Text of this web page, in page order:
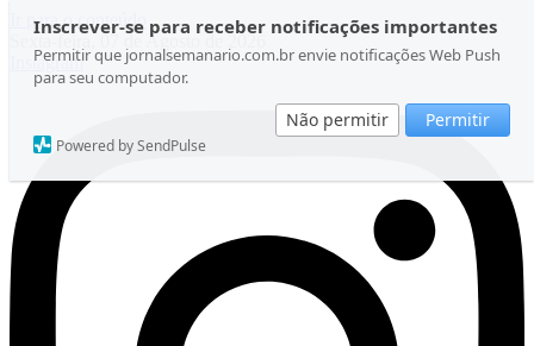
Inscrever-se para receber notificações importantes
Permitir que jornalsemanario.com.br envie notificações Web Push
para seu computador.
Não permitir Permitir
Powered by SendPulse
Ir para o conteúdo
Sexta-feira, 07 de Agosto de 2026
Instagram